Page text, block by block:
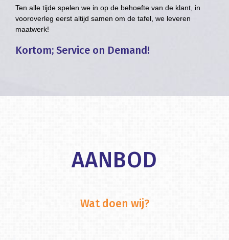
Ten alle tijde spelen we in op de behoefte van de klant, in
vooroverleg eerst altijd samen om de tafel, we leveren
maatwerk!
Kortom; Service on Demand!
AANBOD
Wat doen wij?